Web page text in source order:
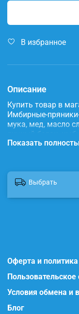
В избранное
Описание
Купить товар в
Имбирные-
мука, мед, масло
яичный белок,
красители.
Показать
Выбрать
Оферта и
Условия обмена и
Блог